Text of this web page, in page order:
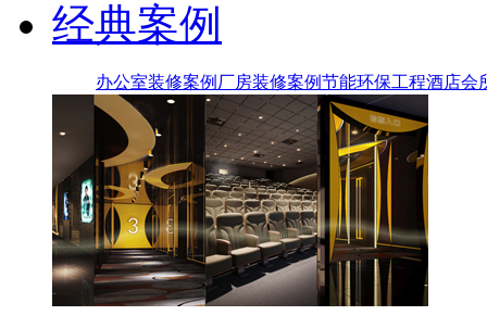
经典案例
办公室装修案例 厂房装修案例节能环保工程酒店会